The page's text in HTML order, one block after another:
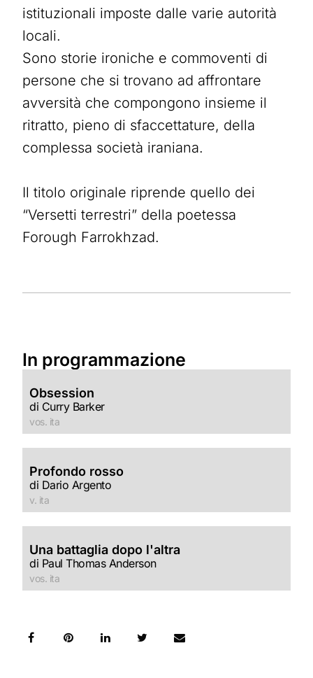
istituzionali imposte dalle varie autorità
locali.
Sono storie ironiche e commoventi di
persone che si trovano ad affrontare
avversità che compongono insieme il
ritratto, pieno di sfaccettature, della
complessa società iraniana.
Il titolo originale riprende quello dei
“Versetti terrestri” della poetessa
Forough Farrokhzad.
In programmazione
Obsession
di Curry Barker
vos. ita
Profondo rosso
di Dario Argento
v. ita
Una battaglia dopo l'altra
di Paul Thomas Anderson
vos. ita